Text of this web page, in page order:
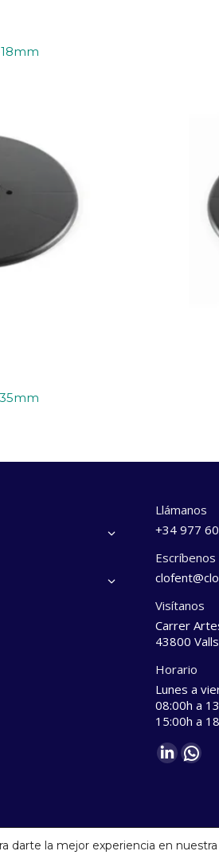
Llámanos
+34 977
Escríbenos
Visítanos
Carrer
43800 Valls
Horario
Lunes a
08:00h a
15:00h a
Find us on:
Linkedin
in
new
in
new
darte la mejor experiencia en